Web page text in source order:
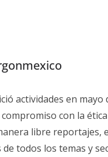
actividades en mayo
con la
libre reportajes,
todos los temas y